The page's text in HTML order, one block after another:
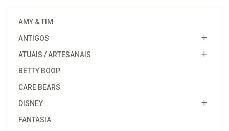
AMY & TIM
ANTIGOS
ATUAIS / ARTESANAIS
BETTY BOOP
CARE BEARS
DISNEY
FANTASIA